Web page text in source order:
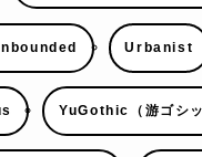
Urbanist
YuGothic（游ゴシッ